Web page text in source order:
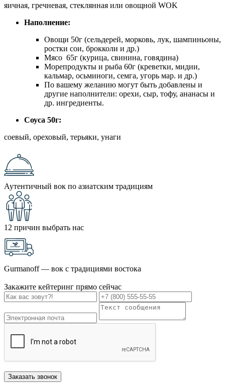
яичная, гречневая, стеклянная или овощной WOK
Наполнение:
Овощи 50г (сельдерей, морковь, лук, шампиньоны,
ростки сои, брокколи и др.)
Мясо 65г (курица, свинина, говядина)
Морепродукты и рыба 60г (креветки, мидии,
кальмар, осьминоги, семга, угорь мар. и др.)
По вашему желанию могут быть добавлены и
другие наполнители: орехи, сыр, тофу, ананасы и
др. ингредиенты.
Соуса 50г:
соевый, ореховый, терьяки, унаги
Аутентичный вок по азиатским традициям
12 причин выбрать нас
Gurmanoff — вок с традициями востока
Закажите кейтеринг прямо сейчас
Заказать звонок